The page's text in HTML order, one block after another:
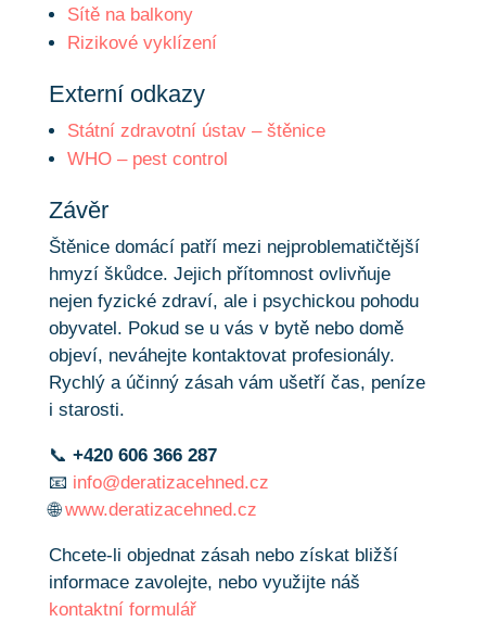
Sítě na balkony
Rizikové vyklízení
Externí odkazy
Státní zdravotní ústav – štěnice
WHO – pest control
Závěr
Štěnice domácí patří mezi nejproblematičtější
hmyzí škůdce. Jejich přítomnost ovlivňuje
nejen fyzické zdraví, ale i psychickou pohodu
obyvatel. Pokud se u vás v bytě nebo domě
objeví, neváhejte kontaktovat profesionály.
Rychlý a účinný zásah vám ušetří čas, peníze
i starosti.
📞 +420 606 366 287
📧 info@deratizacehned.cz
🌐www.deratizacehned.cz
Chcete-li objednat zásah nebo získat bližší
informace zavolejte, nebo využijte náš
kontaktní formulář